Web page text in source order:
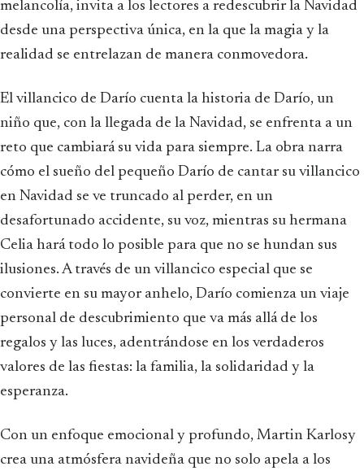
melancolía, invita a los lectores a redescubrir la Navidad
desde una perspectiva única, en la que la magia y la
realidad se entrelazan de manera conmovedora.
El villancico de Darío cuenta la historia de Darío, un
niño que, con la llegada de la Navidad, se enfrenta a un
reto que cambiará su vida para siempre. La obra narra
cómo el sueño del pequeño Darío de cantar su villancico
en Navidad se ve truncado al perder, en un
desafortunado accidente, su voz, mientras su hermana
Celia hará todo lo posible para que no se hundan sus
ilusiones. A través de un villancico especial que se
convierte en su mayor anhelo, Darío comienza un viaje
personal de descubrimiento que va más allá de los
regalos y las luces, adentrándose en los verdaderos
valores de las fiestas: la familia, la solidaridad y la
esperanza.
Con un enfoque emocional y profundo, Martin Karlosy
crea una atmósfera navideña que no solo apela a los